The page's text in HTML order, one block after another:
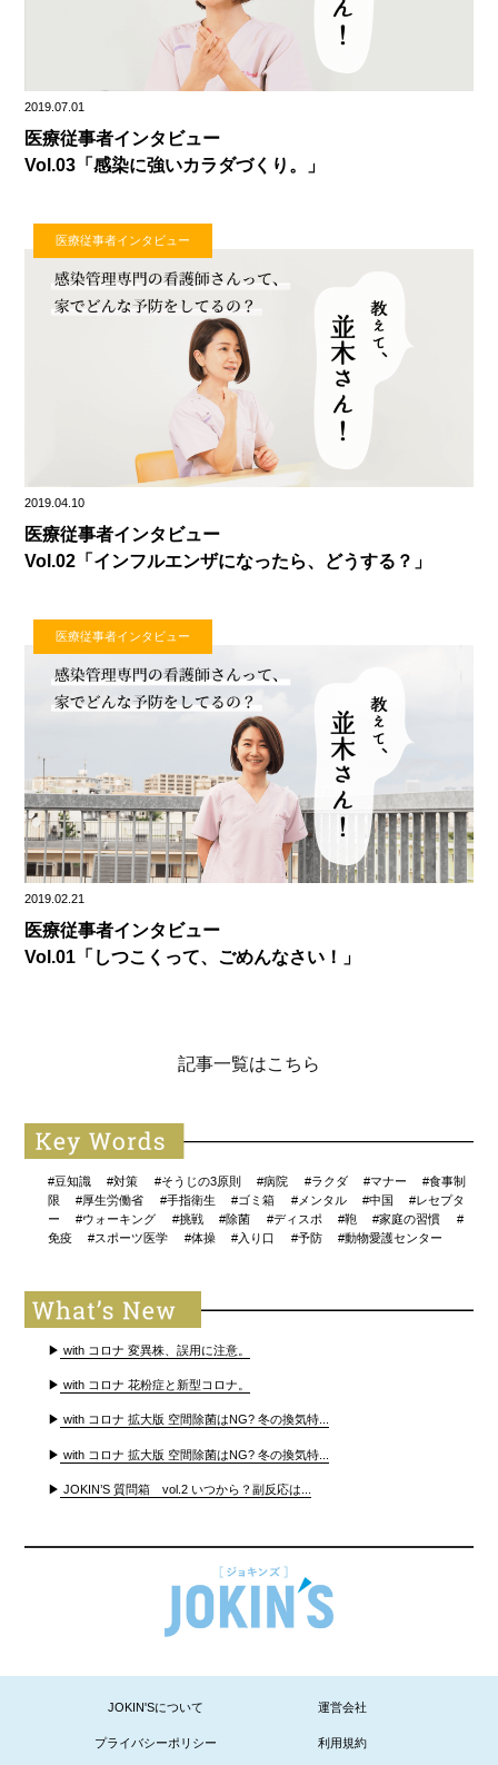
2019.07.01
医療従事者インタビュー
Vol.03「感染に強いカラダづくり。」
医療従事者インタビュー
2019.04.10
医療従事者インタビュー
Vol.02「インフルエンザになったら、どうする？」
医療従事者インタビュー
2019.02.21
医療従事者インタビュー
Vol.01「しつこくって、ごめんなさい！」
記事一覧はこちら
#豆知識 #対策 #そうじの3原則 #病院 #ラクダ #マナー
#食事制
限
#厚生労働省 #手指衛生 #ゴミ箱 #メンタル #中国
#レセプタ
ー
#ウォーキング #挑戦 #除菌 #ディスポ #鞄 #家庭の習慣
#
免疫
#スポーツ医学 #体操 #入り口 #予防 #動物愛護センター
▶ with コロナ 変異株、誤用に注意。
▶ with コロナ 花粉症と新型コロナ。
▶ with コロナ 拡大版 空間除菌はNG? 冬の換気特...
▶ with コロナ 拡大版 空間除菌はNG? 冬の換気特...
▶ JOKIN’S 質問箱 vol.2 いつから？副反応は...
JOKIN'Sについて 運営会社
プライバシーポリシー 利用規約